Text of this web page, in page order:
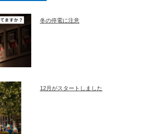
冬の停電に注意
12月がスタートしました